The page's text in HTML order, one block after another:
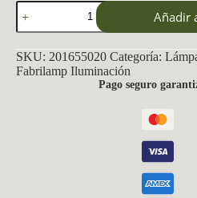
Lampara
Ordoñez
5xe14
Cromo
Pantalla
Blanca
Añadir
SKU: 201655020 Categoría:
Fabrilamp Iluminación
Pago seguro